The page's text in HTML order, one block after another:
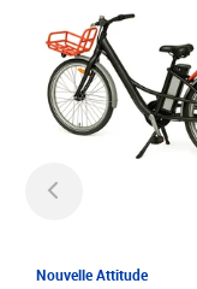
Nouvelle Attitude